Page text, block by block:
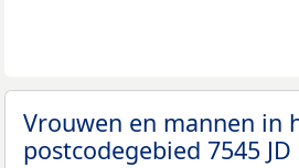
Vrouwen en mannen in
postcodegebied 7545 JD